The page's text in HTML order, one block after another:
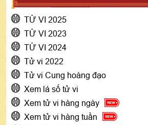
TỬ VI 2025
TỬ VI 2023
TỬ VI 2024
Tử vi 2022
Tử vi Cung hoàng đạo
Xem lá số tử vi
Xem tử vi hàng ngày
Xem tử vi hàng tuần